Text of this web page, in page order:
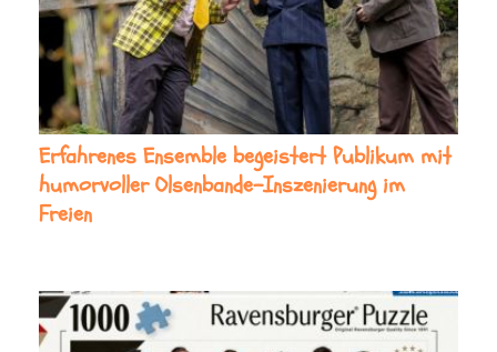
Erfahrenes Ensemble begeistert Publikum mit
humorvoller Olsenbande-Inszenierung im
Freien